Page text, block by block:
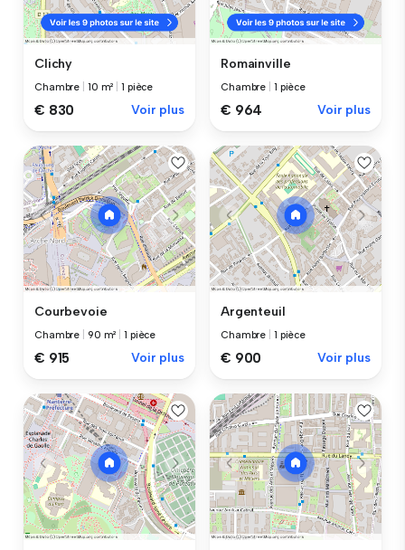
Clichy
Chambre 10 m² |1 pièce
€ 830 Voir plus
Romainville
Chambre 1 pièce
€ 964 Voir plus
Courbevoie
Chambre 90 m² |1 pièce
€ 915 Voir plus
Argenteuil
Chambre 1 pièce
€ 900 Voir plus